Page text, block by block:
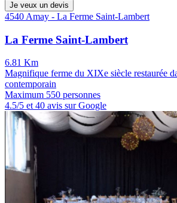
Je veux un devis
4540 Amay - La Ferme Saint-Lambert
La Ferme Saint-Lambert
6.81 Km
Magnifique ferme du XIXe siècle restaurée
contemporain
Maximum 550 personnes
4.5/5 et 40 avis sur Google